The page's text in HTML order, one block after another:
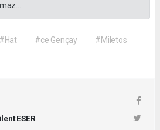
#Hat #ce Gençay
#Miletos
ESER